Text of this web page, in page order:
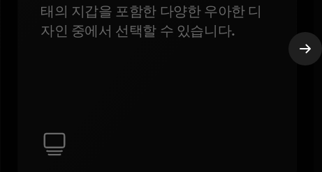
태의 지갑을 포함한 다양한 우아한 디
자인 중에서 선택할 수 있습니다.